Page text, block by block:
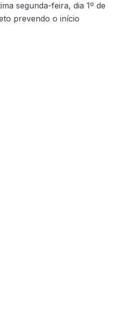
segunda-feira, dia 1º de
prevendo o início